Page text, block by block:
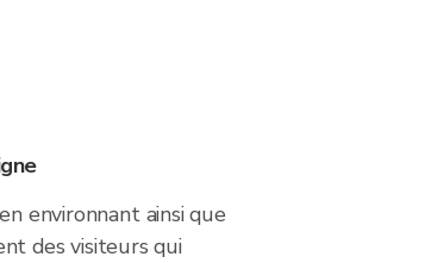
environnant ainsi que
des visiteurs qui